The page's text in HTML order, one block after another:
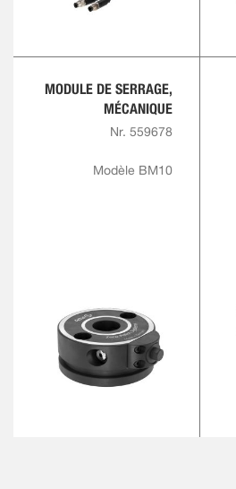
MODULE DE SERRAGE,
MÉCANIQUE
Nr. 559678
Modèle BM10